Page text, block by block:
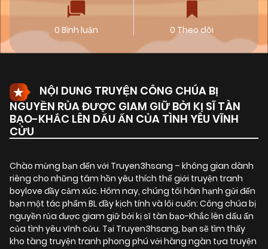
0 Bình luận 0 Theo dõi
NỘI DUNG TRUYỆN CÔNG CHÚA BỊ
NGUYỀN RỦA ĐƯỢC GIAM GIỮ BỞI KỊ SĨ TÀN
BẠO-KHẮC LÊN DẤU ẤN CỦA TÌNH YÊU VĨNH
CỬU
Chào mừng bạn đến với Truyen3hsang – không gian dành
riêng cho những tâm hồn yêu thích thế giới truyện tranh
boylove đầy cảm xúc. Hôm nay, chúng tôi hân hạnh gửi đến
bạn một tác phẩm BL đầy kịch tính và lôi cuốn: Công chúa bị
nguyền rủa được giam giữ bởi kị sĩ tàn bạo-Khắc lên dấu ấn
của tình yêu vĩnh cửu. Tại Truyen3hsang, bạn sẽ tìm thấy
kho tàng truyện tranh phong phú với hàng ngàn tựa truyện